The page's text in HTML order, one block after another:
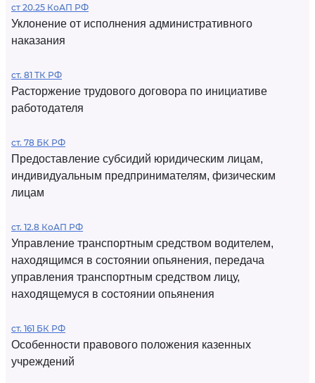
ст 20.25 КоАП РФ
Уклонение от исполнения административного
наказания
ст. 81 ТК РФ
Расторжение трудового договора по инициативе
работодателя
ст. 78 БК РФ
Предоставление субсидий юридическим лицам,
индивидуальным предпринимателям, физическим
лицам
ст. 12.8 КоАП РФ
Управление транспортным средством водителем,
находящимся в состоянии опьянения, передача
управления транспортным средством лицу,
находящемуся в состоянии опьянения
ст. 161 БК РФ
Особенности правового положения казенных
учреждений